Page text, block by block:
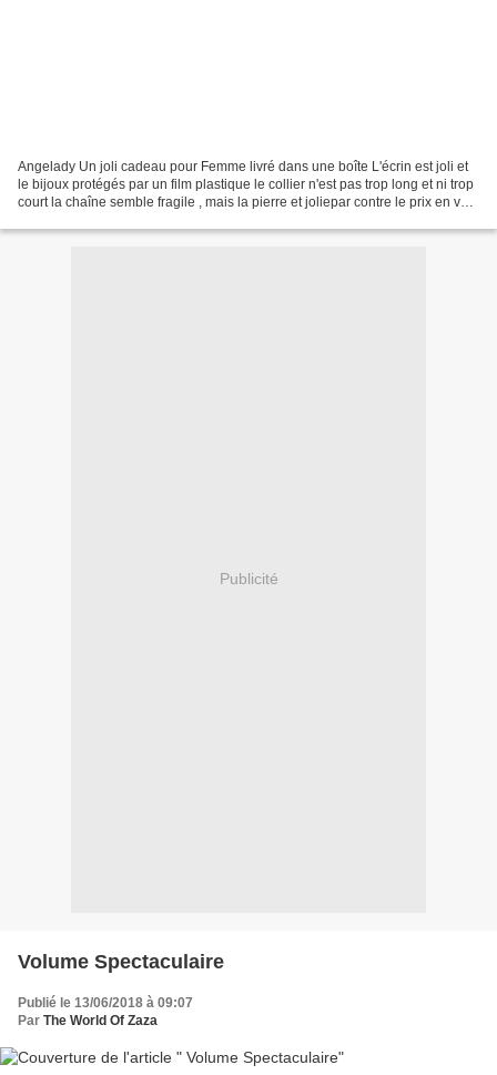
Angelady Un joli cadeau pour Femme livré dans une boîte L'écrin est joli et
le bijoux protégés par un film plastique le collier n'est pas trop long et ni trop
court la chaîne semble fragile , mais la pierre et joliepar contre le prix en va-
Publicité
Volume Spectaculaire
Publié le 13/06/2018 à 09:07
Par The World Of Zaza